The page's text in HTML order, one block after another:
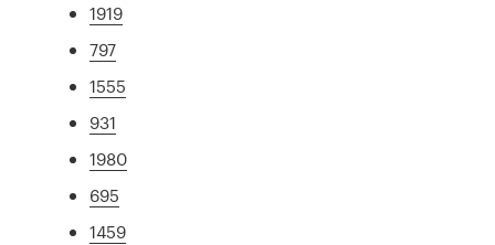
1919
797
1555
931
1980
695
1459